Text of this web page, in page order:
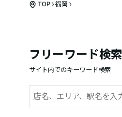
TOP 福岡
フリーワード検索
サイト内でのキーワード検索
検
索